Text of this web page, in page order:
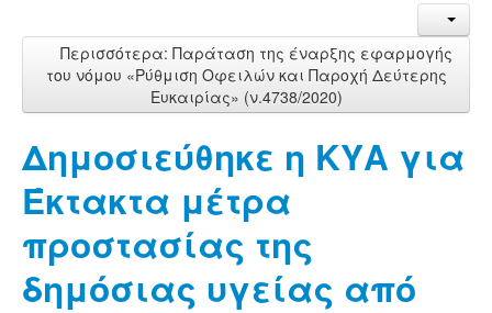
Περισσότερα: Παράταση της έναρξης εφαρμογής
του νόμου «Ρύθμιση Οφειλών και Παροχή Δεύτερης
Ευκαιρίας» (ν.4738/2020)
Δημοσιεύθηκε η ΚΥΑ για
Έκτακτα μέτρα
προστασίας της
δημόσιας υγείας από